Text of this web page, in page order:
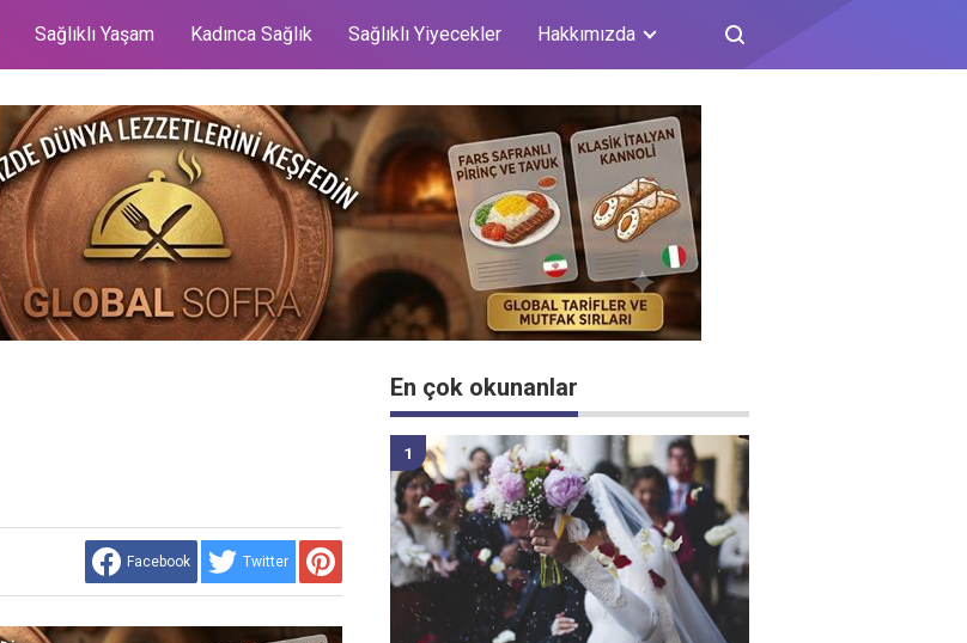
Sağlıklı Yaşam Kadınca Sağlık Sağlıklı Yiyecekler Hakkımızda
Facebook Twitter
En çok okunanlar